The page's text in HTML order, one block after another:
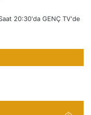
20:30'da GENÇ TV'de